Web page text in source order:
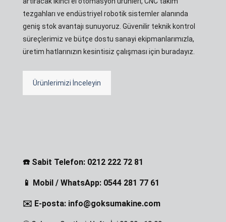
tezgahları ve endüstriyel robotik sistemler alanında
geniş stok avantajı sunuyoruz. Güvenilir teknik kontrol
süreçlerimiz ve bütçe dostu sanayi ekipmanlarımızla,
üretim hatlarınızın kesintisiz çalışması için buradayız.
Ürünlerimizi İnceleyin
☎️ Sabit Telefon: 0212 222 72 81
📱 Mobil / WhatsApp: 0544 281 77 61
✉️ E-posta: info@goksumakine.com